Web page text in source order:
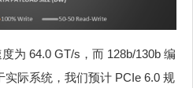
为 64.0 GT/s，而 128b/130b 编
际系统，我们预计 PCIe 6.0 规